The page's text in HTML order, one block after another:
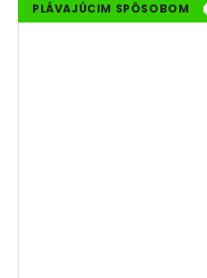
PLÁVAJÚCIM SPÔSOBOM